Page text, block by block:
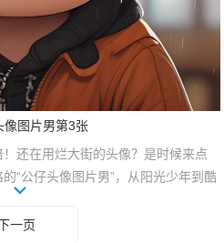
还在用烂大街的头像？是时候来点
“公仔头像图片男”，从阳光少年到酷
。二次元、Q版、搞怪、潮流…告别单
！瞬间点亮你的社交形象，让好友
一页